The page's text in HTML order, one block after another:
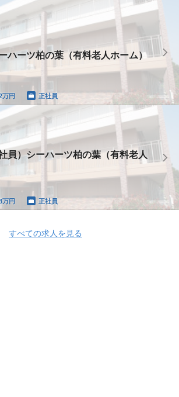
ハーツ柏の葉（有料老人ホーム）
万円 正社員
員）シーハーツ柏の葉（有料老人
万円 正社員
すべての求人を見る